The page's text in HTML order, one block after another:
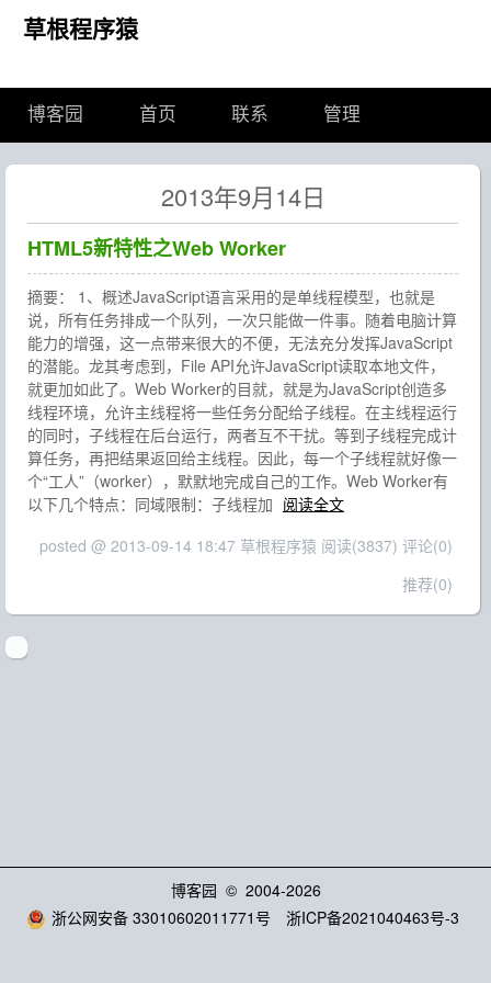
草根程序猿
博客园 首页 联系 管理
2013年9月14日
HTML5新特性之Web Worker
摘要： 1、概述JavaScript语言采用的是单线程模型，也就是
说，所有任务排成一个队列，一次只能做一件事。随着电脑计算
能力的增强，这一点带来很大的不便，无法充分发挥JavaScript
的潜能。龙其考虑到，File API允许JavaScript读取本地文件，
就更加如此了。Web Worker的目就，就是为JavaScript创造多
线程环境，允许主线程将一些任务分配给子线程。在主线程运行
的同时，子线程在后台运行，两者互不干扰。等到子线程完成计
算任务，再把结果返回给主线程。因此，每一个子线程就好像一
个“工人”（worker），默默地完成自己的工作。Web Worker有
以下几个特点：同域限制：子线程加 阅读全文
posted @ 2013-09-14 18:47 草根程序猿 阅读(3837) 评论(0)
推荐(0)
博客园 © 2004-2026
浙公网安备 33010602011771号
浙ICP备2021040463号-3